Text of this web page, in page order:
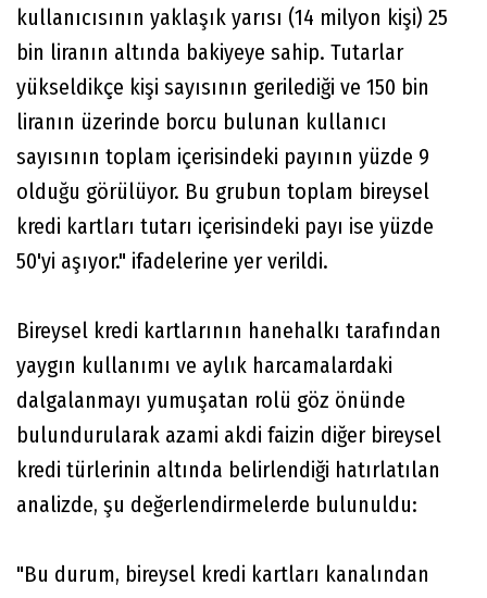
kullanıcısının yaklaşık yarısı (14 milyon kişi) 25
bin liranın altında bakiyeye sahip. Tutarlar
yükseldikçe kişi sayısının gerilediği ve 150 bin
liranın üzerinde borcu bulunan kullanıcı
sayısının toplam içerisindeki payının yüzde 9
olduğu görülüyor. Bu grubun toplam bireysel
kredi kartları tutarı içerisindeki payı ise yüzde
50'yi aşıyor." ifadelerine yer verildi.
Bireysel kredi kartlarının hanehalkı tarafından
yaygın kullanımı ve aylık harcamalardaki
dalgalanmayı yumuşatan rolü göz önünde
bulundurularak azami akdi faizin diğer bireysel
kredi türlerinin altında belirlendiği hatırlatılan
analizde, şu değerlendirmelerde bulunuldu:
"Bu durum, bireysel kredi kartları kanalından